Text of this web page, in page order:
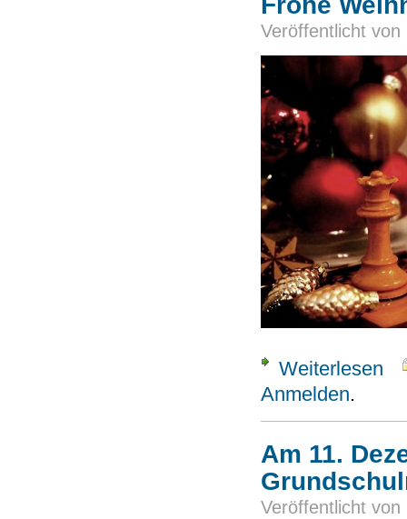
Veröffentlicht von
Weiterlesen
Anmelden.
Am 11.
Veröffentlicht von